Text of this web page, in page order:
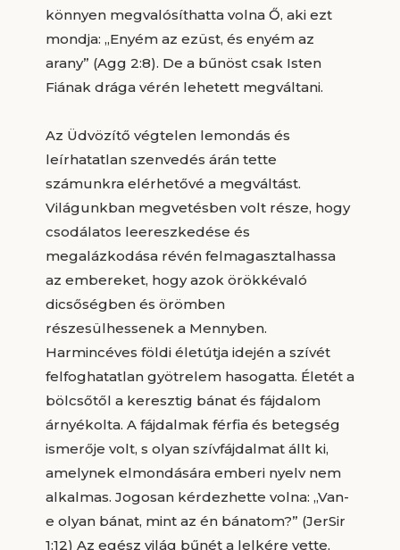
könnyen megvalósíthatta volna Ő, aki ezt
mondja: „Enyém az ezüst, és enyém az
arany” (Agg 2:8). De a bűnöst csak Isten
Fiának drága vérén lehetett megváltani.
Az Üdvözítő végtelen lemondás és
leírhatatlan szenvedés árán tette
számunkra elérhetővé a megváltást.
Világunkban megvetésben volt része, hogy
csodálatos leereszkedése és
megalázkodása révén felmagasztalhassa
az embereket, hogy azok örökkévaló
dicsőségben és örömben
részesülhessenek a Mennyben.
Harmincéves földi életútja idején a szívét
felfoghatatlan gyötrelem hasogatta. Életét a
bölcsőtől a keresztig bánat és fájdalom
árnyékolta. A fájdalmak férfia és betegség
ismerője volt, s olyan szívfájdalmat állt ki,
amelynek elmondására emberi nyelv nem
alkalmas. Jogosan kérdezhette volna: „Van-
e olyan bánat, mint az én bánatom?” (JerSir
1:12) Az egész világ bűnét a lelkére vette,